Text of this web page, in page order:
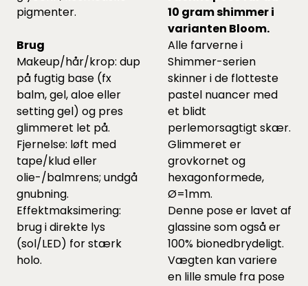
pigmenter.
Brug
Makeup/hår/krop: dup
på fugtig base (fx
balm, gel, aloe eller
setting gel) og pres
glimmeret let på.
Fjernelse: løft med
tape/klud eller
olie-/balmrens; undgå
gnubning.
Effektmaksimering:
brug i direkte lys
(sol/LED) for stærk
holo.
10 gram shimmer i
varianten Bloom.
Alle farverne i
Shimmer-serien
skinner i de flotteste
pastel nuancer med
et blidt
perlemorsagtigt skær.
Glimmeret er
grovkornet og
hexagonformede,
Ø=1mm.
Denne pose er lavet af
glassine som også er
100% bionedbrydeligt.
Vægten kan variere
en lille smule fra pose